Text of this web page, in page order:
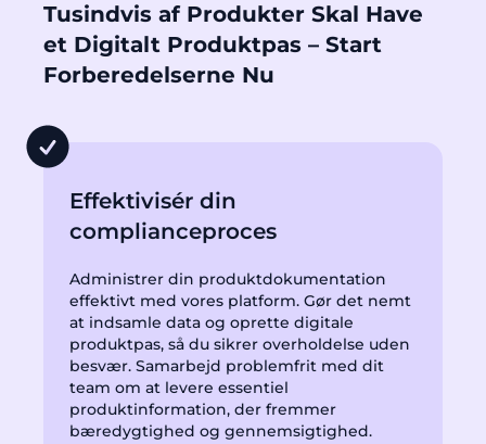
Tusindvis af Produkter Skal Have
et Digitalt Produktpas – Start
Forberedelserne Nu
Effektivisér din
complianceproces
Administrer din produktdokumentation
effektivt med vores platform. Gør det nemt
at indsamle data og oprette digitale
produktpas, så du sikrer overholdelse uden
besvær. Samarbejd problemfrit med dit
team om at levere essentiel
produktinformation, der fremmer
bæredygtighed og gennemsigtighed.